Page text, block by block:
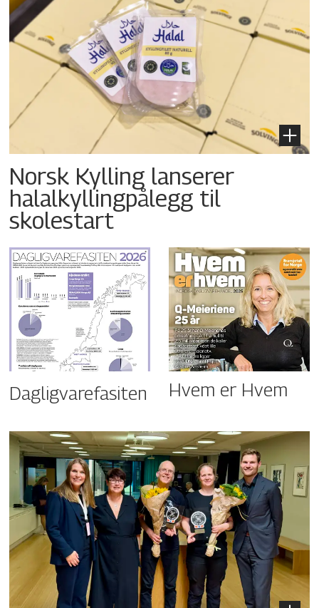
Norsk Kylling lanserer
halalkyllingpålegg til
skolestart
Dagligvarefasiten Hvem er Hvem